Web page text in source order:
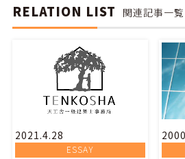
RELATION LIST 関連記事一覧
2021.4.28
ESSAY